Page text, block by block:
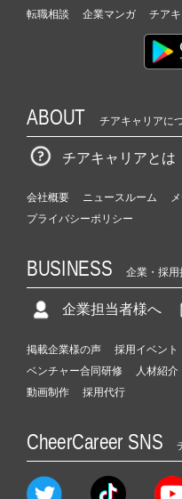
転職相談
企業マンガ チア
ABOUT チアキャリアに
チアキャリアとは
会社概要 ニュースルーム
プライバシーポリシー
BUSINESS 企業・採用
企業担当者様へ
掲載企業様の声 採用イベント
ベンチャー合同研修
人材紹介
動画制作
採用代行
CheerCareer SNS